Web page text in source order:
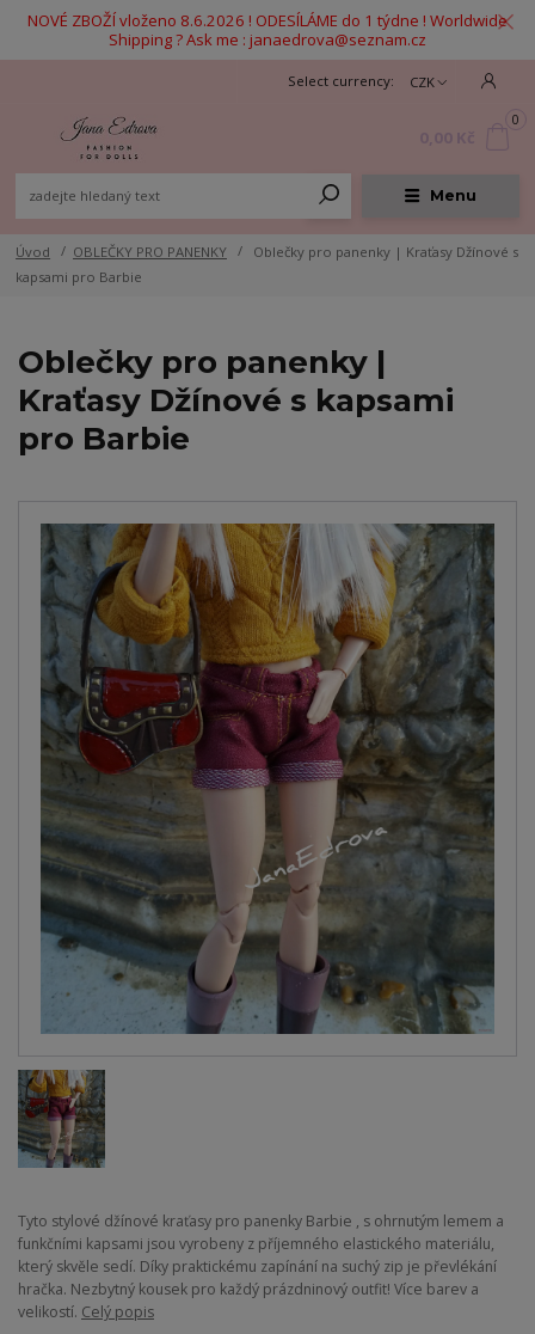
NOVÉ ZBOŽÍ vloženo 8.6.2026 ! ODESÍLÁME do 1 týdne ! Worldwide
Shipping ? Ask me : janaedrova@seznam.cz
Menu
CZK
0
Úvod OBLEČKY PRO PANENKY
Oblečky pro panenky | Kraťasy Džínové s
kapsami pro Barbie
Oblečky pro panenky |
Kraťasy Džínové s kapsami
pro Barbie
Tyto stylové džínové kraťasy pro panenky Barbie , s ohrnutým lemem a
funkčními kapsami jsou vyrobeny z příjemného elastického materiálu,
který skvěle sedí. Díky praktickému zapínání na suchý zip je převlékání
hračka. Nezbytný kousek pro každý prázdninový outfit! Více barev a
velikostí. Celý popis